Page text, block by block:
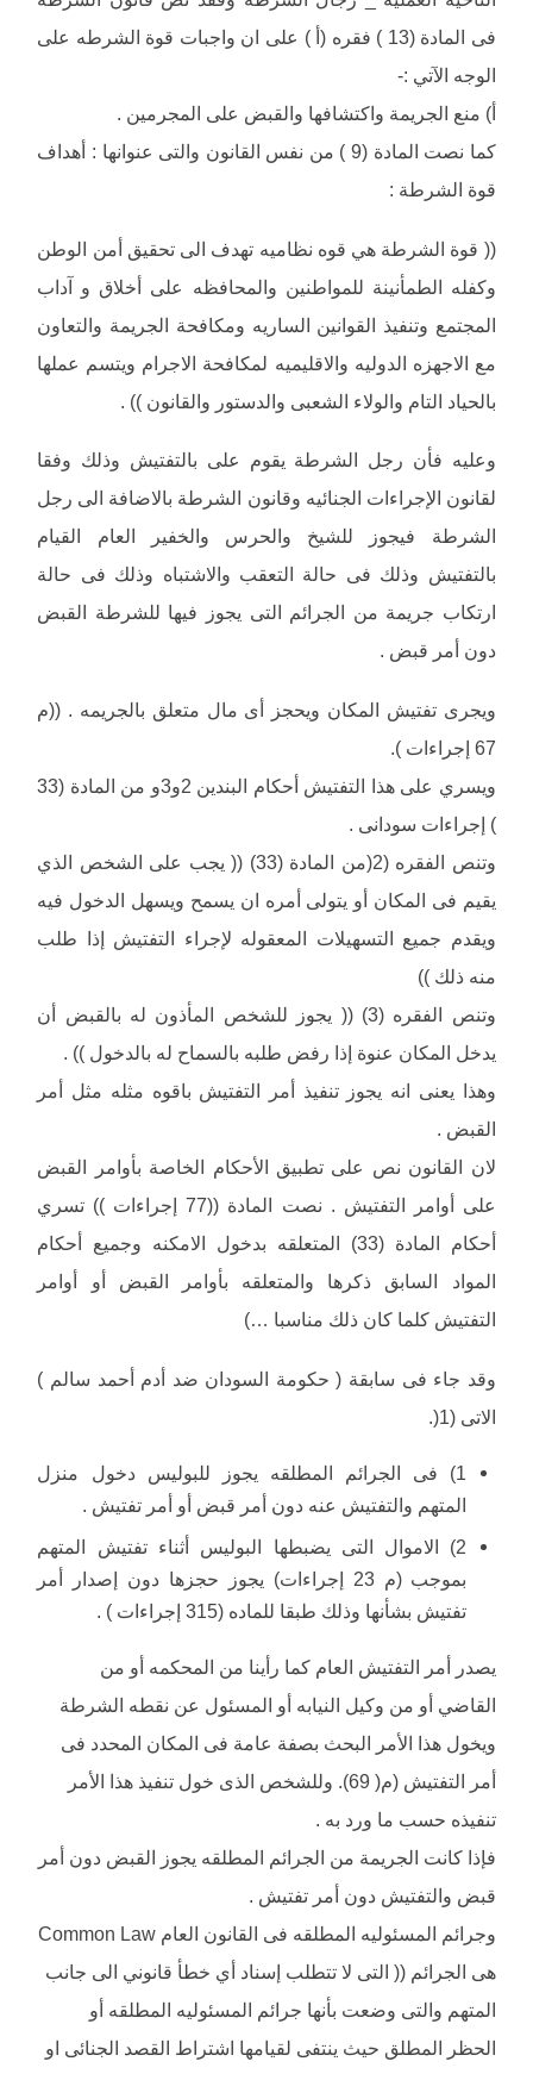
فى المادة (13 ) فقره (أ ) على ان واجبات قوة الشرطه على
الوجه الآتي :-
أ‌) منع الجريمة واكتشافها والقبض على المجرمين .
كما نصت المادة (9 ) من نفس القانون والتى عنوانها : أهداف
قوة الشرطة :
(( قوة الشرطة هي قوه نظاميه تهدف الى تحقيق أمن الوطن
وكفله الطمأنينة للمواطنين والمحافظه على أخلاق و آداب
المجتمع وتنفيذ القوانين الساريه ومكافحة الجريمة والتعاون
مع الاجهزه الدوليه والاقليميه لمكافحة الاجرام ويتسم عملها
بالحياد التام والولاء الشعبى والدستور والقانون )) .
وعليه فأن رجل الشرطة يقوم على بالتفتيش وذلك وفقا
لقانون الإجراءات الجنائيه وقانون الشرطة بالاضافة الى رجل
الشرطة فيجوز للشيخ والحرس والخفير العام القيام
بالتفتيش وذلك فى حالة التعقب والاشتباه وذلك فى حالة
ارتكاب جريمة من الجرائم التى يجوز فيها للشرطة القبض
دون أمر قبض .
ويجرى تفتيش المكان ويحجز أى مال متعلق بالجريمه . ((م
67 إجراءات ).
ويسري على هذا التفتيش أحكام البندين 2و3و من المادة (33
) إجراءات سودانى .
وتنص الفقره (2(من المادة (33) (( يجب على الشخص الذي
يقيم فى المكان أو يتولى أمره ان يسمح ويسهل الدخول فيه
ويقدم جميع التسهيلات المعقوله لإجراء التفتيش إذا طلب
منه ذلك ))
وتنص الفقره (3) (( يجوز للشخص المأذون له بالقبض أن
يدخل المكان عنوة إذا رفض طلبه بالسماح له بالدخول )) .
وهذا يعنى انه يجوز تنفيذ أمر التفتيش باقوه مثله مثل أمر
القبض .
لان القانون نص على تطبيق الأحكام الخاصة بأوامر القبض
على أوامر التفتيش . نصت المادة ((77 إجراءات )) تسري
أحكام المادة (33) المتعلقه بدخول الامكنه وجميع أحكام
المواد السابق ذكرها والمتعلقه بأوامر القبض أو أوامر
التفتيش كلما كان ذلك مناسبا …)
وقد جاء فى سابقة ( حكومة السودان ضد أدم أحمد سالم )
الاتى (1(.
1) فى الجرائم المطلقه يجوز للبوليس دخول منزل
المتهم والتفتيش عنه دون أمر قبض أو أمر تفتيش .
2) الاموال التى يضبطها البوليس أثناء تفتيش المتهم
بموجب (م 23 إجراءات) يجوز حجزها دون إصدار أمر
تفتيش بشأنها وذلك طبقا للماده (315 إجراءات ) .
يصدر أمر التفتيش العام كما رأينا من المحكمه أو من
القاضي أو من وكيل النيابه أو المسئول عن نقطه الشرطة
ويخول هذا الأمر البحث بصفة عامة فى المكان المحدد فى
أمر التفتيش (م( 69). وللشخص الذى خول تنفيذ هذا الأمر
تنفيذه حسب ما ورد به .
فإذا كانت الجريمة من الجرائم المطلقه يجوز القبض دون أمر
قبض والتفتيش دون أمر تفتيش .
وجرائم المسئوليه المطلقه فى القانون العام Common Law
هى الجرائم (( التى لا تتطلب إسناد أي خطأ قانوني الى جانب
المتهم والتى وضعت بأنها جرائم المسئوليه المطلقه أو
الحظر المطلق حيث ينتفى لقيامها اشتراط القصد الجنائى او